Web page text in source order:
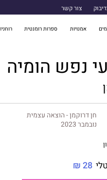
צור קשר
אמנויות ספרות רומנטית
נפש הומיה
חן דרוקמן - הוצאה עצמית
נובמבר 2023
28 ₪